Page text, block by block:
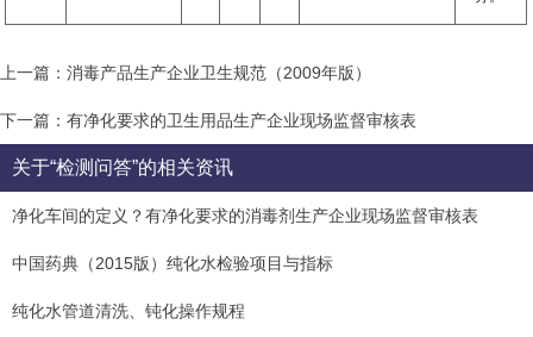
上一篇：消毒产品生产企业卫生规范（2009年版）
下一篇：有净化要求的卫生用品生产企业现场监督审核表
关于“检测问答”的相关资讯
净化车间的定义？有净化要求的消毒剂生产企业现场监督审核表
中国药典（2015版）纯化水检验项目与指标
纯化水管道清洗、钝化操作规程